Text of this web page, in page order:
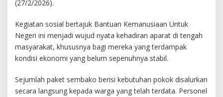
(27/2/2026).
Kegiatan sosial bertajuk Bantuan Kemanusiaan Untuk
Negeri ini menjadi wujud nyata kehadiran aparat di tengah
masyarakat, khususnya bagi mereka yang terdampak
kondisi ekonomi yang belum sepenuhnya stabil.
Sejumlah paket sembako berisi kebutuhan pokok disalurkan
secara langsung kepada warga yang telah terdata. Personel